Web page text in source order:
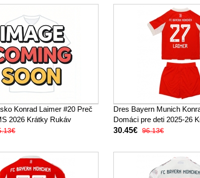
Konrad Laimer #20 Preč
2026 Krátky Rukáv
Dres Bayern Munich
Domáci pre deti 2025-26
(+ trenírky)
30.45€ 96.13€